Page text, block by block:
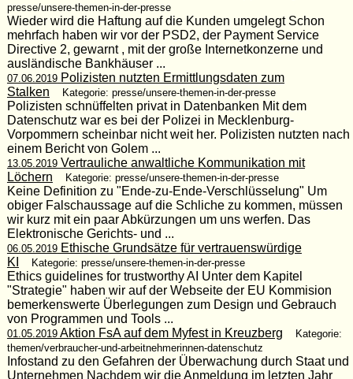
presse/unsere-themen-in-der-presse
Wieder wird die Haftung auf die Kunden umgelegt Schon
mehrfach haben wir vor der PSD2, der Payment Service
Directive 2, gewarnt , mit der große Internetkonzerne und
ausländische Bankhäuser ...
07.06.2019Polizisten nutzten Ermittlungsdaten zum
Stalken
Kategorie: presse/unsere-themen-in-der-presse
Polizisten schnüffelten privat in Datenbanken Mit dem
Datenschutz war es bei der Polizei in Mecklenburg-
Vorpommern scheinbar nicht weit her. Polizisten nutzten nach
einem Bericht von Golem ...
13.05.2019Vertrauliche anwaltliche Kommunikation mit
Löchern
Kategorie: presse/unsere-themen-in-der-presse
Keine Definition zu "Ende-zu-Ende-Verschlüsselung" Um
obiger Falschaussage auf die Schliche zu kommen, müssen
wir kurz mit ein paar Abkürzungen um uns werfen. Das
Elektronische Gerichts- und ...
06.05.2019Ethische Grundsätze für vertrauenswürdige
KI
Kategorie: presse/unsere-themen-in-der-presse
Ethics guidelines for trustworthy AI Unter dem Kapitel
"Strategie" haben wir auf der Webseite der EU Kommision
bemerkenswerte Überlegungen zum Design und Gebrauch
von Programmen und Tools ...
01.05.2019Aktion FsA auf dem Myfest in Kreuzberg
Kategorie:
themen/verbraucher-und-arbeitnehmerinnen-datenschutz
Infostand zu den Gefahren der Überwachung durch Staat und
Unternehmen Nachdem wir die Anmeldung im letzten Jahr